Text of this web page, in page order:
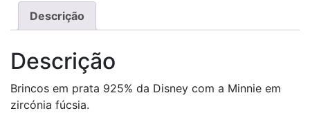
Descrição
Descrição
Brincos em prata 925% da Disney com a Minnie em
zircónia fúcsia.